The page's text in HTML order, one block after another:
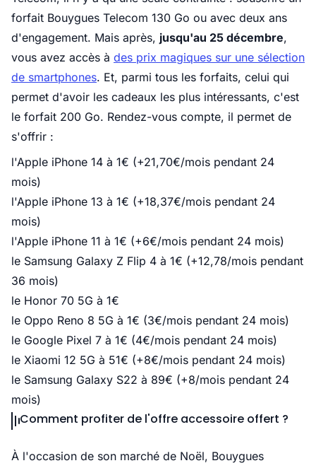
forfait Bouygues Telecom 130 Go ou avec deux ans
d'engagement. Mais après, jusqu'au 25 décembre,
vous avez accès à des prix magiques sur une sélection
de smartphones. Et, parmi tous les forfaits, celui qui
permet d'avoir les cadeaux les plus intéressants, c'est
le forfait 200 Go. Rendez-vous compte, il permet de
s'offrir :
l'Apple iPhone 14 à 1€ (+21,70€/mois pendant 24
mois)
l'Apple iPhone 13 à 1€ (+18,37€/mois pendant 24
mois)
l'Apple iPhone 11 à 1€ (+6€/mois pendant 24 mois)
le Samsung Galaxy Z Flip 4 à 1€ (+12,78/mois pendant
36 mois)
le Honor 70 5G à 1€
le Oppo Reno 8 5G à 1€ (3€/mois pendant 24 mois)
le Google Pixel 7 à 1€ (4€/mois pendant 24 mois)
le Xiaomi 12 5G à 51€ (+8€/mois pendant 24 mois)
le Samsung Galaxy S22 à 89€ (+8/mois pendant 24
mois)
Comment profiter de l'offre accessoire offert ?
À l'occasion de son marché de Noël, Bouygues